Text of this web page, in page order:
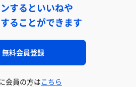
するといいねや
ることができます
無料会員登録
会員の方はこちら